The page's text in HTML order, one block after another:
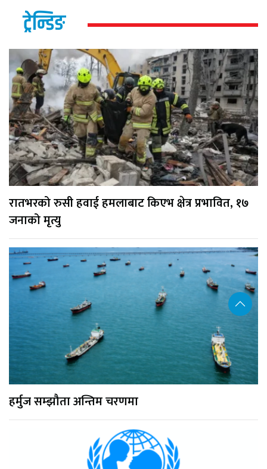
ट्रेन्डिङ
रातभरको रुसी हवाई हमलाबाट किएभ क्षेत्र प्रभावित, १७
जनाको मृत्यु
हर्मुज सम्झौता अन्तिम चरणमा